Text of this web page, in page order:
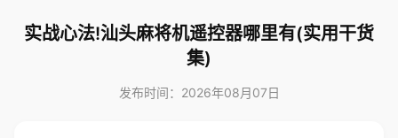
实战心法!汕头麻将机遥控器哪里有(实用干货
集)
发布时间：2026年08月07日